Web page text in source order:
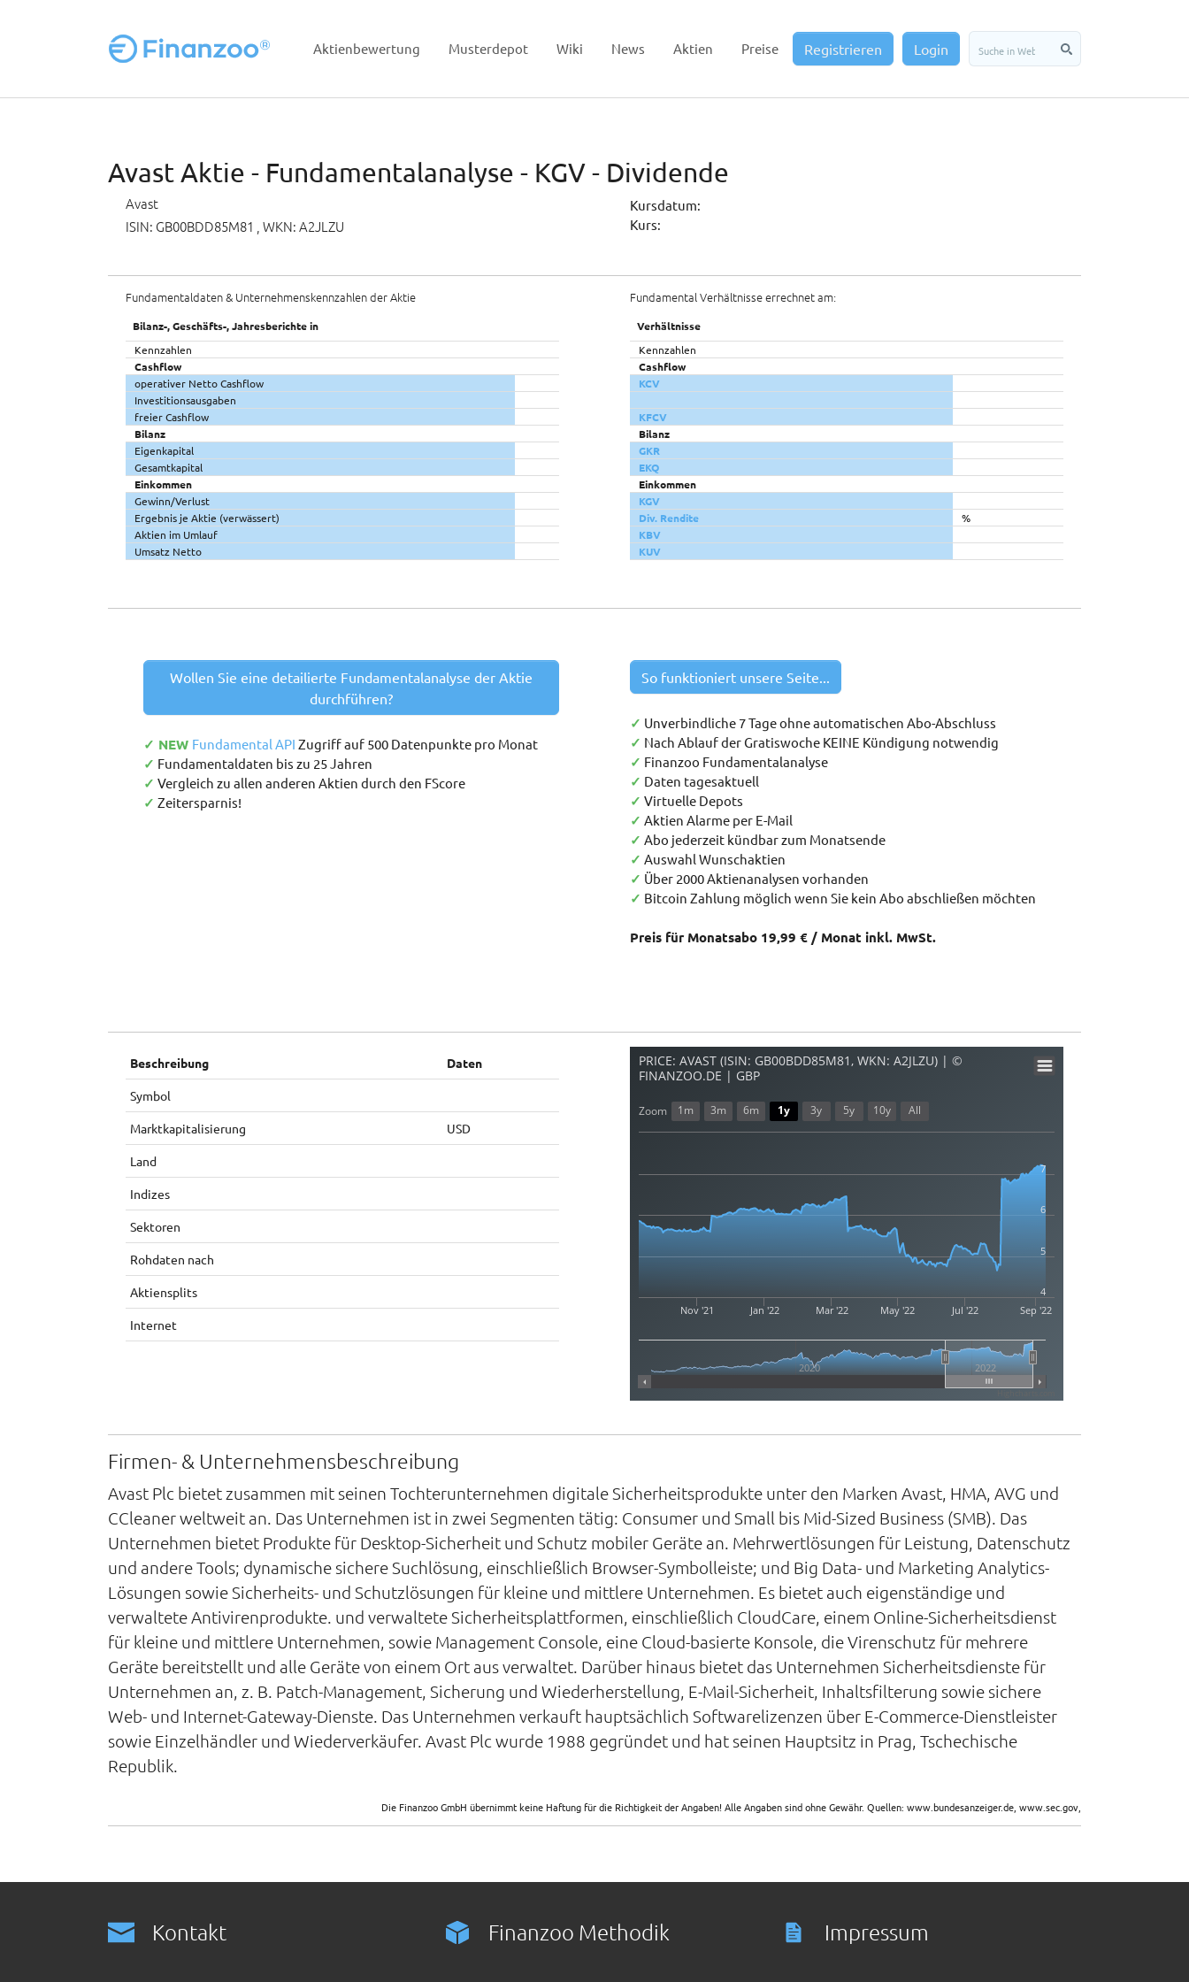
Aktienbewertung Musterdepot Wiki News Aktien Preise Registrieren Login
Avast Aktie - Fundamentalanalyse - KGV - Dividende
Avast
ISIN: GB00BDD85M81 , WKN: A2JLZU
Kursdatum:
Kurs:
Fundamentaldaten & Unternehmenskennzahlen der Aktie
Bilanz-, Geschäfts-, Jahresberichte in
Kennzahlen
Cashflow
operativer Netto Cashflow
Investitionsausgaben
freier Cashflow
Bilanz
Eigenkapital
Gesamtkapital
Einkommen
Gewinn/Verlust
Ergebnis je Aktie (verwässert)
Aktien im Umlauf
Umsatz Netto
Fundamental Verhältnisse errechnet am:
Verhältnisse
Kennzahlen
Cashflow
KCV
KFCV
Bilanz
GKR
EKQ
Einkommen
KGV
Div. Rendite
%
KBV
KUV
Wollen Sie eine detailierte Fundamentalanalyse der Aktie
durchführen?
✓ NEW Fundamental API Zugriff auf 500 Datenpunkte pro Monat
✓ Fundamentaldaten bis zu 25 Jahren
✓ Vergleich zu allen anderen Aktien durch den FScore
✓ Zeitersparnis!
So funktioniert unsere Seite...
✓ Unverbindliche 7 Tage ohne automatischen Abo-Abschluss
✓ Nach Ablauf der Gratiswoche KEINE Kündigung notwendig
✓ Finanzoo Fundamentalanalyse
✓ Daten tagesaktuell
✓ Virtuelle Depots
✓ Aktien Alarme per E-Mail
✓ Abo jederzeit kündbar zum Monatsende
✓ Auswahl Wunschaktien
✓ Über 2000 Aktienanalysen vorhanden
✓ Bitcoin Zahlung möglich wenn Sie kein Abo abschließen möchten
Preis für Monatsabo 19,99 € / Monat inkl. MwSt.
Beschreibung Daten
Symbol
Marktkapitalisierung USD
Land
Indizes
Sektoren
Rohdaten nach
Aktiensplits
Internet
PRICE: AVAST (ISIN: GB00BDD85M81, WKN: A2JLZU) | ©
FINANZOO.DE | GBP
Nov '21 Jan '22 Mar '22 May '22 Jul '22 Sep '22
2020 2022
5
6
7
4
Zoom 1m 3m 6m 1y 3y 5y 10y All
Firmen- & Unternehmensbeschreibung
Avast Plc bietet zusammen mit seinen Tochterunternehmen digitale Sicherheitsprodukte unter den Marken Avast, HMA, AVG und
CCleaner weltweit an. Das Unternehmen ist in zwei Segmenten tätig: Consumer und Small bis Mid-Sized Business (SMB). Das
Unternehmen bietet Produkte für Desktop-Sicherheit und Schutz mobiler Geräte an. Mehrwertlösungen für Leistung, Datenschutz
und andere Tools; dynamische sichere Suchlösung, einschließlich Browser-Symbolleiste; und Big Data- und Marketing Analytics-
Lösungen sowie Sicherheits- und Schutzlösungen für kleine und mittlere Unternehmen. Es bietet auch eigenständige und
verwaltete Antivirenprodukte. und verwaltete Sicherheitsplattformen, einschließlich CloudCare, einem Online-Sicherheitsdienst
für kleine und mittlere Unternehmen, sowie Management Console, eine Cloud-basierte Konsole, die Virenschutz für mehrere
Geräte bereitstellt und alle Geräte von einem Ort aus verwaltet. Darüber hinaus bietet das Unternehmen Sicherheitsdienste für
Unternehmen an, z. B. Patch-Management, Sicherung und Wiederherstellung, E-Mail-Sicherheit, Inhaltsfilterung sowie sichere
Web- und Internet-Gateway-Dienste. Das Unternehmen verkauft hauptsächlich Softwarelizenzen über E-Commerce-Dienstleister
sowie Einzelhändler und Wiederverkäufer. Avast Plc wurde 1988 gegründet und hat seinen Hauptsitz in Prag, Tschechische
Republik.
Die Finanzoo GmbH übernimmt keine Haftung für die Richtigkeit der Angaben! Alle Angaben sind ohne Gewähr. Quellen: www.bundesanzeiger.de, www.sec.gov,
Kontakt Finanzoo Methodik Impressum